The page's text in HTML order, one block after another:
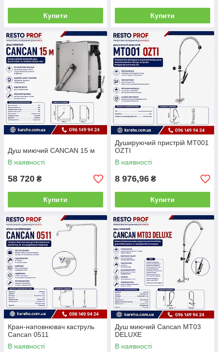
Купити Купити
Душ миючий CANCAN 15 м
В наявності
58 720 ₴
Купити
Душируючий пристрій MT001
OZTI
В наявності
8 976,96 ₴
Купити
Кран-наповнювач каструль
Cancan 0511
В наявності
Душ миючий Cancan MT03
DELUXE
В наявності